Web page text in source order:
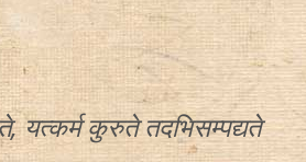
यत्कर्म कुरुते तदभिसम्पद्यते